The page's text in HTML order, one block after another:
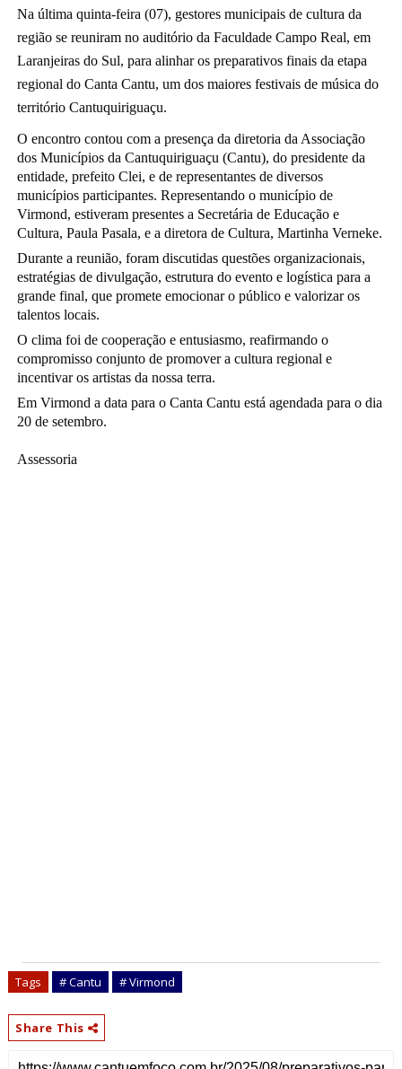
Na última quinta-feira (07), gestores municipais de cultura da
região se reuniram no auditório da Faculdade Campo Real, em
Laranjeiras do Sul, para alinhar os preparativos finais da etapa
regional do Canta Cantu, um dos maiores festivais de música do
território Cantuquiriguaçu.
O encontro contou com a presença da diretoria da Associação
dos Municípios da Cantuquiriguaçu (Cantu), do presidente da
entidade, prefeito Clei, e de representantes de diversos
municípios participantes. Representando o município de
Virmond, estiveram presentes a Secretária de Educação e
Cultura, Paula Pasala, e a diretora de Cultura, Martinha Verneke.
Durante a reunião, foram discutidas questões organizacionais,
estratégias de divulgação, estrutura do evento e logística para a
grande final, que promete emocionar o público e valorizar os
talentos locais.
O clima foi de cooperação e entusiasmo, reafirmando o
compromisso conjunto de promover a cultura regional e
incentivar os artistas da nossa terra.
Em Virmond a data para o Canta Cantu está agendada para o dia
20 de setembro.
Assessoria
Tags # Cantu # Virmond
Share This